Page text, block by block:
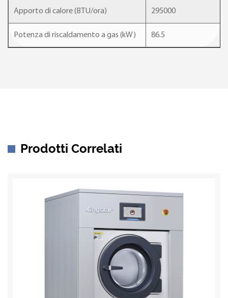
Apporto di calore (BTU/ora) 295000
Potenza di riscaldamento a gas (kW) 86.5
Prodotti Correlati